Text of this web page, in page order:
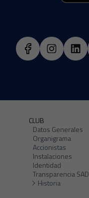
CLUB
Datos Generales
Organigrama
Accionistas
Instalaciones
Identidad
Transparencia SAD
Historia